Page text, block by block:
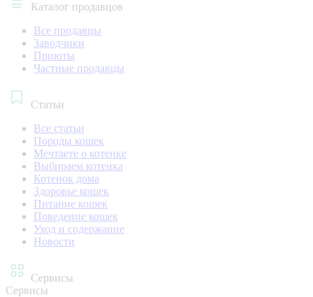
Каталог продавцов
Все продавцы
Заводчики
Приюты
Частные продавцы
Статьи
Все статьи
Породы кошек
Мечтаете о котенке
Выбираем котенка
Котенок дома
Здоровье кошек
Питание кошек
Поведение кошек
Уход и содержание
Новости
Сервисы
Сервисы